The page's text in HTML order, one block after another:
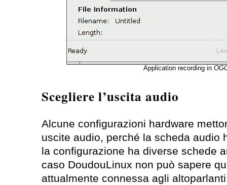
Application recording in
Scegliere l’uscita audio
Alcune configurazioni hardware
uscite audio, perché la scheda audio
la configurazione ha diverse schede
caso DoudouLinux non può sapere
attualmente connessa agli